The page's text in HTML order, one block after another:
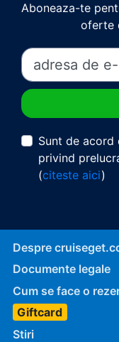
Aboneaza-te
oferte
Sunt de
privind
(citeste aici)
Despre
Documente legale
Cum se face o
Giftcard
Stiri